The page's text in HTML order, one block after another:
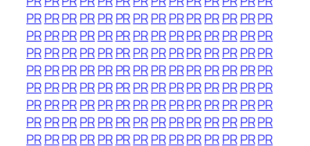
PRPRPRPRPR PRPRPRPRPRPRPR PRPR
PRPRPRPRPR PRPRPRPRPRPRPR PRPR
PRPRPRPRPR PRPRPRPRPRPRPR PRPR
PRPRPRPRPR PRPRPRPRPRPRPR PRPR
PRPRPRPRPR PRPRPRPRPRPRPR PRPR
PRPRPRPRPR PRPRPRPRPRPRPR PRPR
PRPRPRPRPR PRPRPRPRPRPRPR PRPR
PRPRPRPRPR PRPRPRPRPRPRPR PRPR